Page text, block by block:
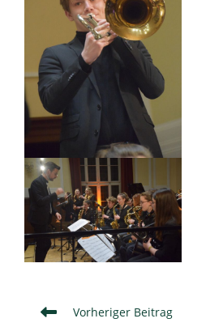
WeitereVorheriger Beitrag